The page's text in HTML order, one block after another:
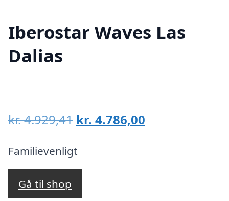
Iberostar Waves Las
Dalias
kr.4.929,41 Den
pris
var:
kr. 4.786,00
Familievenligt
Gå til shop